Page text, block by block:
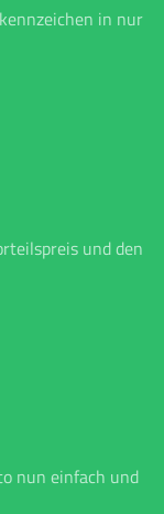
in nur
und den
nun einfach und